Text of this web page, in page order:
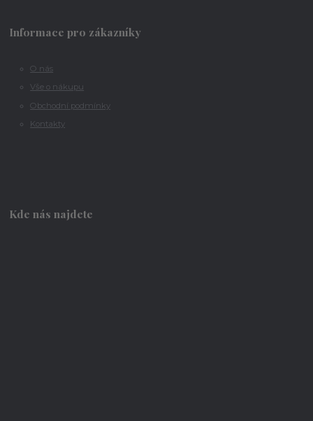
Informace pro zákazníky
O nás
Vše o nákupu
Obchodní podmínky
Kontakty
Kde nás najdete